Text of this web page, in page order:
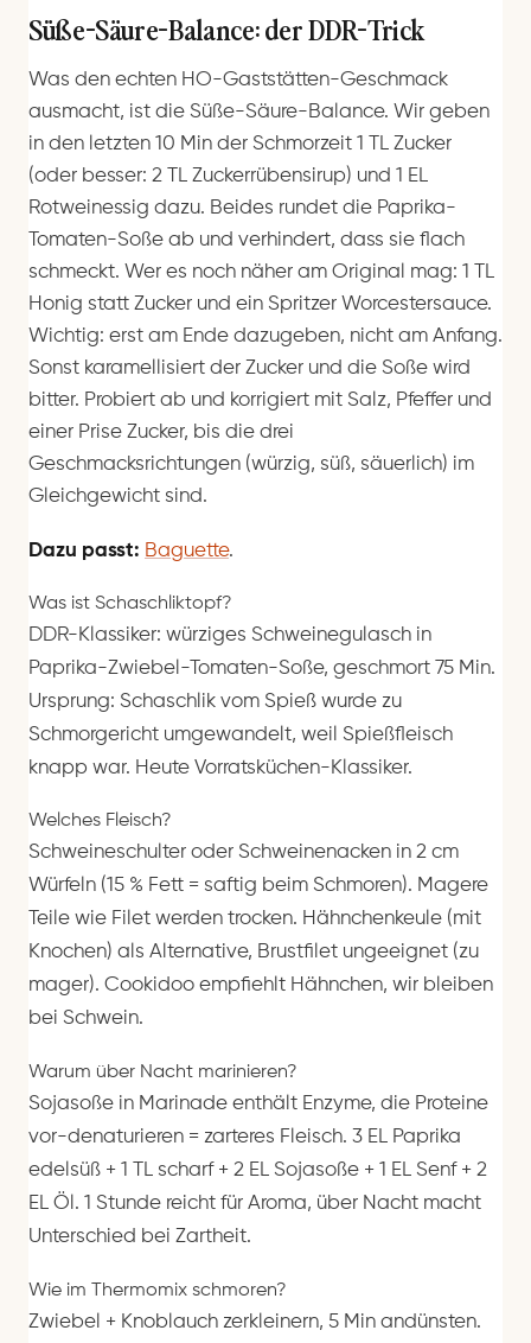
Süße-Säure-Balance: der DDR-Trick
Was den echten HO-Gaststätten-Geschmack
ausmacht, ist die Süße-Säure-Balance. Wir geben
in den letzten 10 Min der Schmorzeit 1 TL Zucker
(oder besser: 2 TL Zuckerrübensirup) und 1 EL
Rotweinessig dazu. Beides rundet die Paprika-
Tomaten-Soße ab und verhindert, dass sie flach
schmeckt. Wer es noch näher am Original mag: 1 TL
Honig statt Zucker und ein Spritzer Worcestersauce.
Wichtig: erst am Ende dazugeben, nicht am Anfang.
Sonst karamellisiert der Zucker und die Soße wird
bitter. Probiert ab und korrigiert mit Salz, Pfeffer und
einer Prise Zucker, bis die drei
Geschmacksrichtungen (würzig, süß, säuerlich) im
Gleichgewicht sind.
Dazu passt: Baguette.
Was ist Schaschliktopf?
DDR-Klassiker: würziges Schweinegulasch in
Paprika-Zwiebel-Tomaten-Soße, geschmort 75 Min.
Ursprung: Schaschlik vom Spieß wurde zu
Schmorgericht umgewandelt, weil Spießfleisch
knapp war. Heute Vorratsküchen-Klassiker.
Welches Fleisch?
Schweineschulter oder Schweinenacken in 2 cm
Würfeln (15 % Fett = saftig beim Schmoren). Magere
Teile wie Filet werden trocken. Hähnchenkeule (mit
Knochen) als Alternative, Brustfilet ungeeignet (zu
mager). Cookidoo empfiehlt Hähnchen, wir bleiben
bei Schwein.
Warum über Nacht marinieren?
Sojasoße in Marinade enthält Enzyme, die Proteine
vor-denaturieren = zarteres Fleisch. 3 EL Paprika
edelsüß + 1 TL scharf + 2 EL Sojasoße + 1 EL Senf + 2
EL Öl. 1 Stunde reicht für Aroma, über Nacht macht
Unterschied bei Zartheit.
Wie im Thermomix schmoren?
Zwiebel + Knoblauch zerkleinern, 5 Min andünsten.